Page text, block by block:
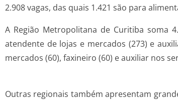
2.908 vagas, das quais 1.421 são para
A Região Metropolitana de Curitiba soma
atendente de lojas e mercados (273) e
mercados (60), faxineiro (60) e auxiliar nos
Outras regionais também apresentam